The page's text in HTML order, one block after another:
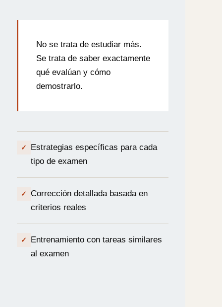
No se trata de estudiar más.
Se trata de saber exactamente
qué evalúan y cómo
demostrarlo.
✓
Estrategias específicas para cada
tipo de examen
✓
Corrección detallada basada en
criterios reales
✓
Entrenamiento con tareas similares
al examen